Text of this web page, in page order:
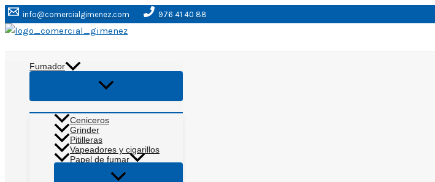
Ir
al
info@comercialgimenez.com 976 41 40 88
Fumador
Alternar
Ceniceros
Grinder
Pitilleras
Vapeadores y cigarillos
Papel de fumar
Alternar